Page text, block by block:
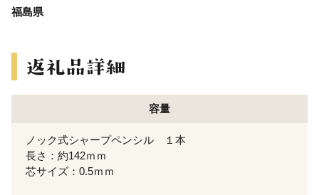
福島県
容量
ノック式シャープペンシル １本
長さ：約142ｍｍ
芯サイズ：0.5ｍｍ